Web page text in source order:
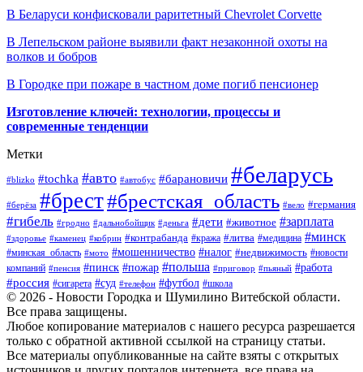
В Беларуси конфисковали раритетный Chevrolet Corvette
В Лепельском районе выявили факт незаконной охоты на
волков и бобров
В Городке при пожаре в частном доме погиб пенсионер
Изготовление ключей: технологии, процессы и
современные тенденции
Метки
#blizko #tochka #авто #автобус #барановичи #беларусь
#берёза #брест#брестская_область #вело #германия
#гибель #гродно #дальнобойщик #деньга #дети #животное #зарплата
#здоровье #каменец #кобрин #контрабанда #кража #литва #медицина #минск
#минская_область #мото #мошенничество #налог #недвижимость #новости
компаний #пенсия #пинск #пожар #польша #приговор #пьяный #работа
#россия #сигарета #суд #телефон #футбол #школа
© 2026 - Новости Городка и Шумилино Витебской области.
Все права защищены.
Любое копирование материалов с нашего ресурса разрешается
только с обратной активной ссылкой на страницу статьи.
Все материалы опубликованные на сайте взяты с открытых